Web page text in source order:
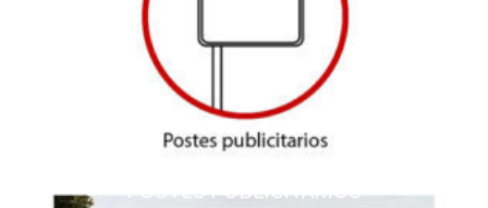
POSTES PUBLICITARIOS